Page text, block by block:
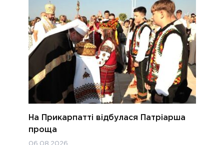
На Прикарпатті відбулася Патріарша
проща
06.08.2026